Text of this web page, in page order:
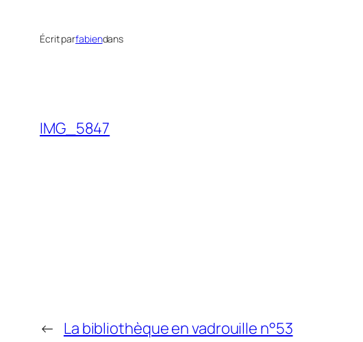
Écrit parfabiendans
IMG_5847
← La bibliothèque en vadrouille n°53